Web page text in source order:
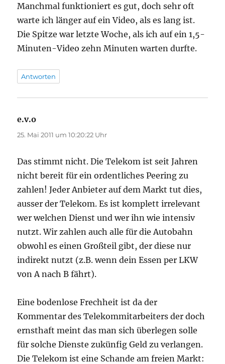
Manchmal funktioniert es gut, doch sehr oft
warte ich länger auf ein Video, als es lang ist.
Die Spitze war letzte Woche, als ich auf ein 1,5-
Minuten-Video zehn Minuten warten durfte.
Antworten
e.v.o
25. Mai 2011 um 10:20:22 Uhr
Das stimmt nicht. Die Telekom ist seit Jahren
nicht bereit für ein ordentliches Peering zu
zahlen! Jeder Anbieter auf dem Markt tut dies,
ausser der Telekom. Es ist komplett irrelevant
wer welchen Dienst und wer ihn wie intensiv
nutzt. Wir zahlen auch alle für die Autobahn
obwohl es einen Großteil gibt, der diese nur
indirekt nutzt (z.B. wenn dein Essen per LKW
von A nach B fährt).
Eine bodenlose Frechheit ist da der
Kommentar des Telekommitarbeiters der doch
ernsthaft meint das man sich überlegen solle
für solche Dienste zukünfig Geld zu verlangen.
Die Telekom ist eine Schande am freien Markt: